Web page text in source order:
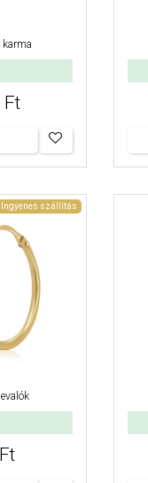
karma
Ft
Ingyenes szállítás